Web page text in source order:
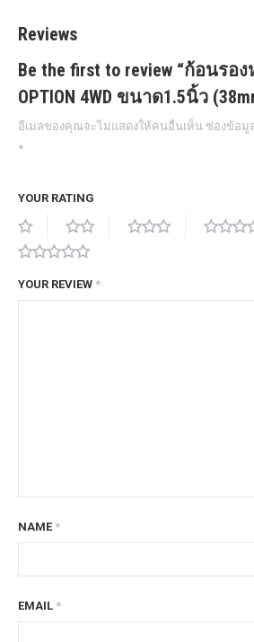
Reviews
Be the first to review “ก้อนรอ
OPTION 4WD ขนาด1.5นิ้ว
อีเมลของคุณจะไม่แสดงให้คนอื่นเห็น ช่องข้อมู
*
YOUR RATING
YOUR REVIEW *
NAME *
EMAIL *